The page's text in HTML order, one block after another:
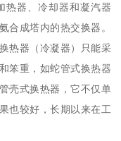
热器、冷却器和凝汽器
合成塔内的热交换器。
热器（冷凝器）只能采
笨重，如蛇管式换热器
壳式换热器，它不仅单
也较好，长期以来在工